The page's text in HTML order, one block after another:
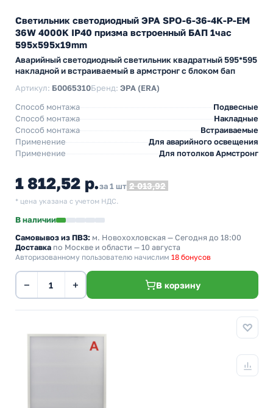
Светильник светодиодный ЭРА SPO-6-36-4K-P-EM
36W 4000K IP40 призма встроенный БАП 1час
595x595x19mm
Аварийный светодиодный светильник квадратный 595*595
накладной и встраиваемый в армстронг с блоком бап
Артикул: Б0065310Бренд: ЭРА (ERA)
Способ монтажа
Подвесные
Способ монтажа
Накладные
Способ монтажа
Встраиваемые
Применение
Для аварийного освещения
Применение
Для потолков Армстронг
1 812,52 р.за 1 шт 2 013,92
* цена указана с учетом НДС.
В наличии
Самовывоз из ПВЗ: м. Новохохловская — Сегодня до 18:00
Доставка по Москве и области — 10 августа
Авторизованному пользователю начислим 18 бонусов
− + В корзину